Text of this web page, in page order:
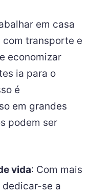
em casa
transporte e
economizar
ia para o
é
em grandes
podem ser
vida: Com mais
se a